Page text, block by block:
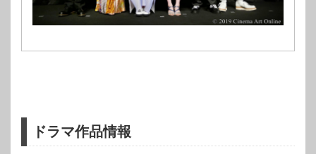
ドラマ作品情報